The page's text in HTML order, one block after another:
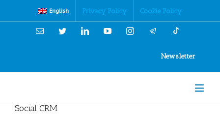
English Privacy Policy Cookie Policy
Email TwitterLinkedinYouTubeInstagram
Newsletter
Social CRM
Cookies Policy